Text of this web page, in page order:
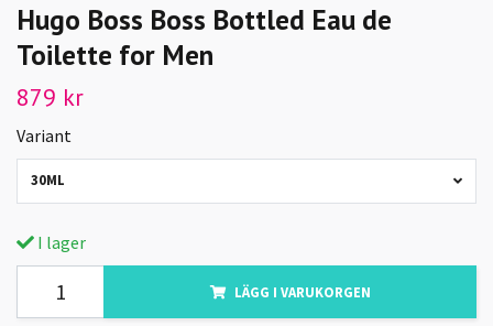
Hugo Boss Boss Bottled Eau de
Toilette for Men
879 kr
Variant
30ML
I lager
LÄGG I VARUKORGEN